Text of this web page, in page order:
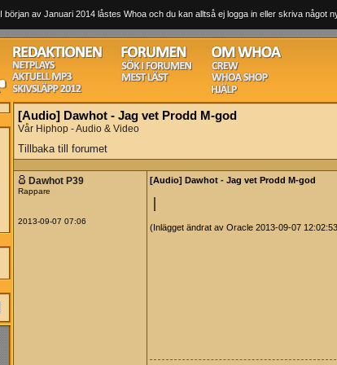
I början av Januari 2014 låstes Whoa och du kan alltså ej logga in eller skriva något
[Audio] Dawhot - Jag vet Prodd M-god
Vår Hiphop - Audio & Video
Tillbaka till forumet
Dawhot P39
Rappare
2013-09-07 07:06
[Audio] Dawhot - Jag vet Prodd M-god
(Inlägget ändrat av Oracle 2013-09-07